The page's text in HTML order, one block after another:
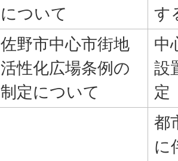
について
す
佐野市中心市街地
活性化広場条例の
制定について
中
設
定
都
に